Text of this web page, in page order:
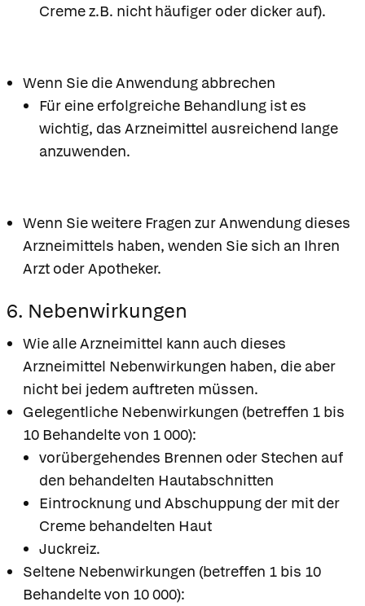
Creme z.B. nicht häufiger oder dicker auf).
Wenn Sie die Anwendung abbrechen
Für eine erfolgreiche Behandlung ist es
wichtig, das Arzneimittel ausreichend lange
anzuwenden.
Wenn Sie weitere Fragen zur Anwendung dieses
Arzneimittels haben, wenden Sie sich an Ihren
Arzt oder Apotheker.
6. Nebenwirkungen
Wie alle Arzneimittel kann auch dieses
Arzneimittel Nebenwirkungen haben, die aber
nicht bei jedem auftreten müssen.
Gelegentliche Nebenwirkungen (betreffen 1 bis
10 Behandelte von 1 000):
vorübergehendes Brennen oder Stechen auf
den behandelten Hautabschnitten
Eintrocknung und Abschuppung der mit der
Creme behandelten Haut
Juckreiz.
Seltene Nebenwirkungen (betreffen 1 bis 10
Behandelte von 10 000):